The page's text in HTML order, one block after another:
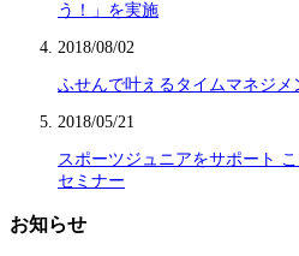
う！」を実施
2018/08/02
ふせんで叶えるタイムマネジメ
2018/05/21
スポーツジュニアをサポート
セミナー
お知らせ